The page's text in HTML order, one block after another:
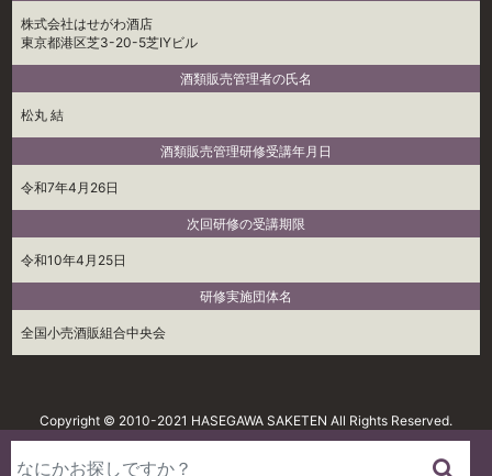
株式会社はせがわ酒店
東京都港区芝3-20-5芝IYビル
酒類販売管理者の氏名
松丸 結
酒類販売管理研修受講年月日
令和7年4月26日
次回研修の受講期限
令和10年4月25日
研修実施団体名
全国小売酒販組合中央会
Copyright © 2010-2021 HASEGAWA SAKETEN All Rights Reserved.